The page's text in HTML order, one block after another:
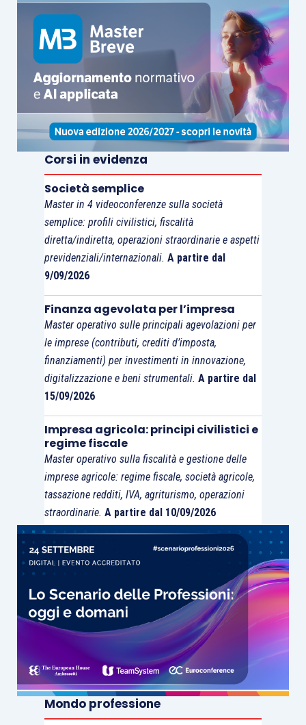
90. La retribuzione convenzionale
inciderebbe
per i 7/9.Invero il conteggio operato potrebbe
essere messo ulteriormente in discussione in
quanto non si può escludere che, alla luce della
circolare n. 17/E/2015
, la retribuzione effettiva
sia sempre computata al netto dei contributi.
In questo caso, l’incidenza della convenzionale
risulterebbepari a 8/9 (80/90) o 7/9 (70/90)a
seconda dei casi.
Corsi in evidenza
Società semplice
Master in 4 videoconferenze sulla società
semplice: profili civilistici, fiscalità
diretta/indiretta, operazioni straordinarie e aspetti
previdenziali/internazionali. A partire dal
9/09/2026
Finanza agevolata per l’impresa
Master operativo sulle principali agevolazioni per
le imprese (contributi, crediti d’imposta,
finanziamenti) per investimenti in innovazione,
digitalizzazione e beni strumentali. A partire dal
15/09/2026
Impresa agricola: principi civilistici e
regime fiscale
Master operativo sulla fiscalità e gestione delle
imprese agricole: regime fiscale, società agricole,
tassazione redditi, IVA, agriturismo, operazioni
straordinarie. A partire dal 10/09/2026
Mondo professione